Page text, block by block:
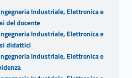
Industriale, Elettronica e
del docente
Industriale, Elettronica e
didattici
Industriale, Elettronica e